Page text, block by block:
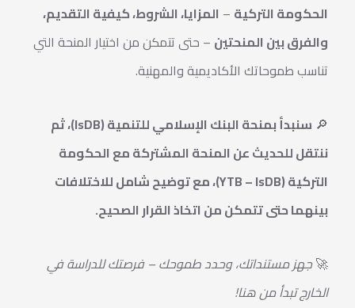
الحكومة التركية – المزايا، الشروط، كيفية التقديم،
والفرق بين المنحتين – حتى تتمكن من اختيار المنحة التي
تناسب طموحاتك الأكاديمية والمهنية.
🔎
سنبدأ بمنحة البنك الإسلامي للتنمية (IsDB)، ثم
ننتقل للحديث عن المنحة المشتركة مع الحكومة
التركية (YTB – IsDB)، مع توضيح شامل للاختلافات
بينهما حتى تتمكن من اتخاذ القرار الصحيح.
🚀جهز مستنداتك، وحدد طموحك – فرصتك للدراسة في
الخارج تبدأ من هنا!